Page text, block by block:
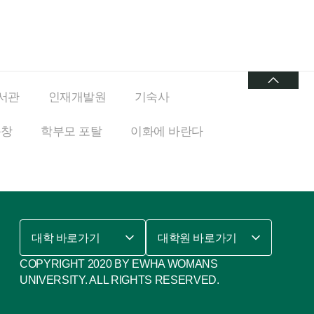
관 인재개발원 기숙사
학부모 포탈 이화에 바란다
대학 바로가기 대학원 바로가기
COPYRIGHT 2020 BY EWHA WOMANS
UNIVERSITY. ALL RIGHTS RESERVED.